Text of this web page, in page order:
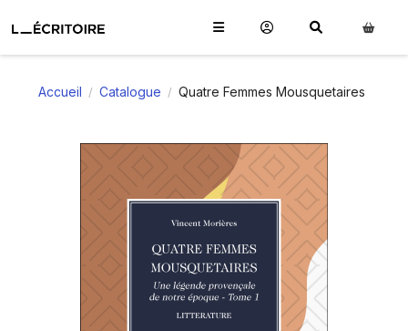
Accueil / Catalogue / Quatre Femmes Mousquetaires